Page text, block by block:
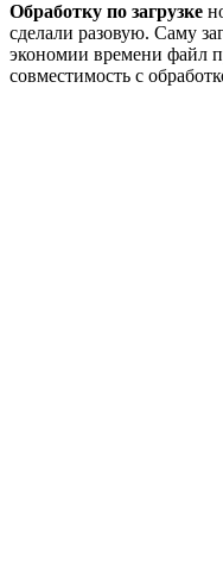
Обработку по загрузке
сделали разовую. Саму
экономии времени файл
совместимость с